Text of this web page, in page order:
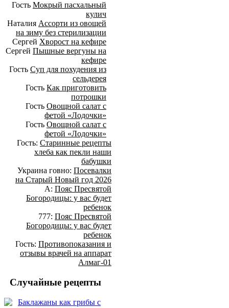
Гость Мокрый пасхальный
кулич
Наталия Ассорти из овощей
на зиму без стерилизации
Сергей Хворост на кефире
Сергей Пышные вергуны на
кефире
Гость Суп для похудения из
сельдерея
Гость Как приготовить
потрошки
Гость Овощной салат с
фетой «Лодочки»
Гость Овощной салат с
фетой «Лодочки»
Гость: Старинные рецепты
хлеба как пекли наши
бабушки
Украина говно: Посевалки
на Старый Новый год 2026
А: Пояс Пресвятой
Богородицы: у вас будет
ребенок
777: Пояс Пресвятой
Богородицы: у вас будет
ребенок
Гость: Противопоказания и
отзывы врачей на аппарат
Алмаг-01
Случайные рецепты